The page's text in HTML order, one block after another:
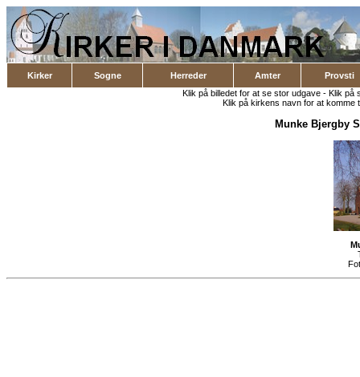
Kirker Sogne Herreder Amter
Provsti
Klik på billedet for at se stor udgave - Klik på
Klik på kirkens navn for at komme
Munke Bjergby